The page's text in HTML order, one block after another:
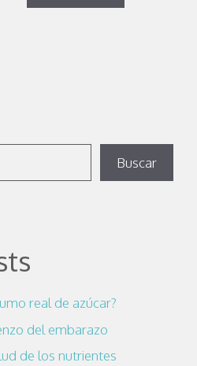
Buscar
real de azúcar?
del embarazo
de los nutrientes